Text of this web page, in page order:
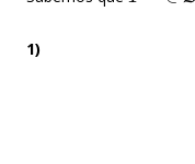
1)